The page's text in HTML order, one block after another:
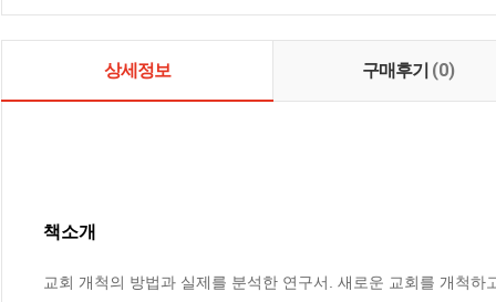
상세정보 구매후기 (0)
책소개
교회 개척의 방법과 실제를 분석한 연구서. 새로운 교회를 개척